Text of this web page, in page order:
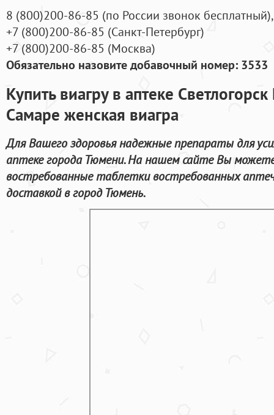
8 (800)200-86-85 (по России звонок бесплатный),
+7 (800)200-86-85 (Санкт-Петербург)
+7 (800)200-86-85 (Москва)
Обязательно назовите добавочный номер: 3533
Купить виагру в аптеке
Самаре женская виагра
Для Вашего здоровья надежные препараты для
аптеке города Тюмени. На нашем сайте Вы
востребованные таблетки востребованных
доставкой в город Тюмень.